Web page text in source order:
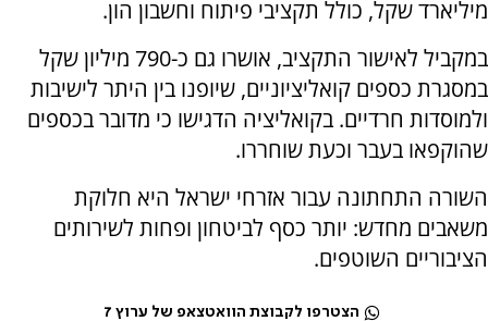
מיליארד שקל, כולל תקציבי פיתוח וחשבון הון.
במקביל לאישור התקציב, אושרו גם כ-790 מיליון שקל
במסגרת כספים קואליציוניים, שיופנו בין היתר לישיבות
ולמוסדות חרדיים. בקואליציה הדגישו כי מדובר בכספים
שהוקפאו בעבר וכעת שוחררו.
השורה התחתונה עבור אזרחי ישראל היא חלוקת
משאבים מחדש: יותר כסף לביטחון ופחות לשירותים
הציבוריים השוטפים.
הצטרפו לקבוצת הוואטצאפ של ערוץ 7